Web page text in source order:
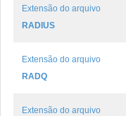
Extensão do arquivo
RADIUS
Extensão do arquivo
RADQ
Extensão do arquivo